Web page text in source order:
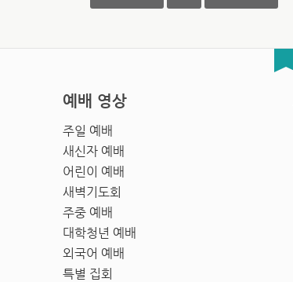
예배 영상
주일 예배
새신자 예배
어린이 예배
새벽기도회
주중 예배
대학청년 예배
외국어 예배
특별 집회